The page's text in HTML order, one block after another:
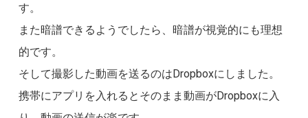
す。
また暗譜できるようでしたら、暗譜が視覚的にも理想
的です。
そして撮影した動画を送るのはDropboxにしました。
携帯にアプリを入れるとそのまま動画がDropboxに入